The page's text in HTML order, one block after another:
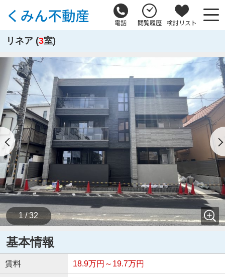
電話 閲覧履歴 検討リスト
リネア (3室)
1 / 32
基本情報
賃料 18.9万円～19.7万円